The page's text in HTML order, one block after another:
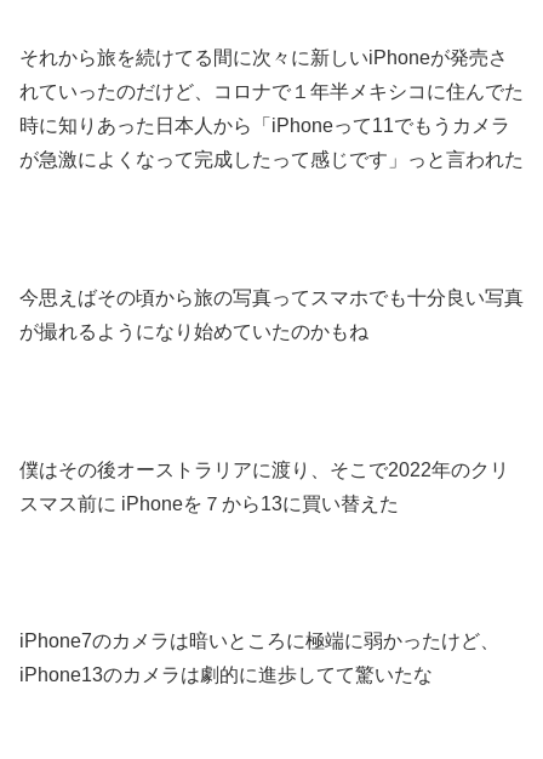
それから旅を続けてる間に次々に新しいiPhoneが発売さ
れていったのだけど、コロナで１年半メキシコに住んでた
時に知りあった日本人から「iPhoneって11でもうカメラ
が急激によくなって完成したって感じです」っと言われた
今思えばその頃から旅の写真ってスマホでも十分良い写真
が撮れるようになり始めていたのかもね
僕はその後オーストラリアに渡り、そこで2022年のクリ
スマス前に iPhoneを７から13に買い替えた
iPhone7のカメラは暗いところに極端に弱かったけど、
iPhone13のカメラは劇的に進歩してて驚いたな